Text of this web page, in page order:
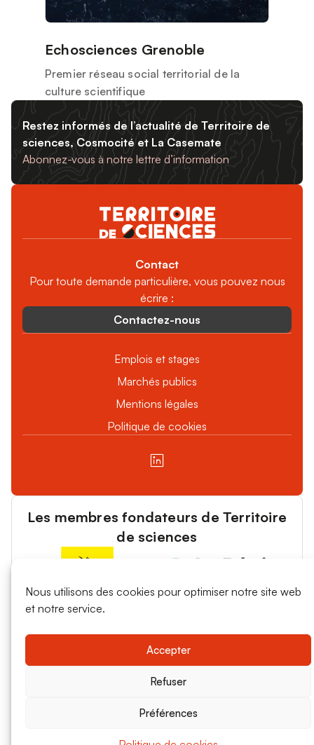
Nous utilisons des cookies pour optimiser notre site web
et notre service.
Accepter
Refuser
Préférences
Echosciences Grenoble
Premier réseau social territorial de la
culture scientifique
Restez informés de l’actualité de Territoire de
sciences, Cosmocité et La Casemate
Abonnez-vous à notre lettre d’information
Contact
Pour toute demande particulière, vous pouvez nous
écrire :
Contactez-nous
Emplois et stages
Marchés publics
Mentions légales
Politique de cookies
Les membres fondateurs de Territoire
de sciences